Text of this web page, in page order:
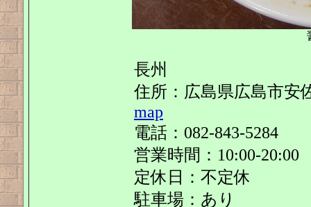
長州
住所：広島県広島市安
map
電話：082-843-5284
営業時間：10:00-20:00
定休日：不定休
駐車場：あり